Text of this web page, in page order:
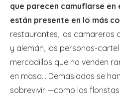
que parecen camuflarse en
están presente en lo más
restaurantes, los camareros
y alemán, las personas-
mercadillos que no venden
en masa… Demasiados se
sobrevivir —como los